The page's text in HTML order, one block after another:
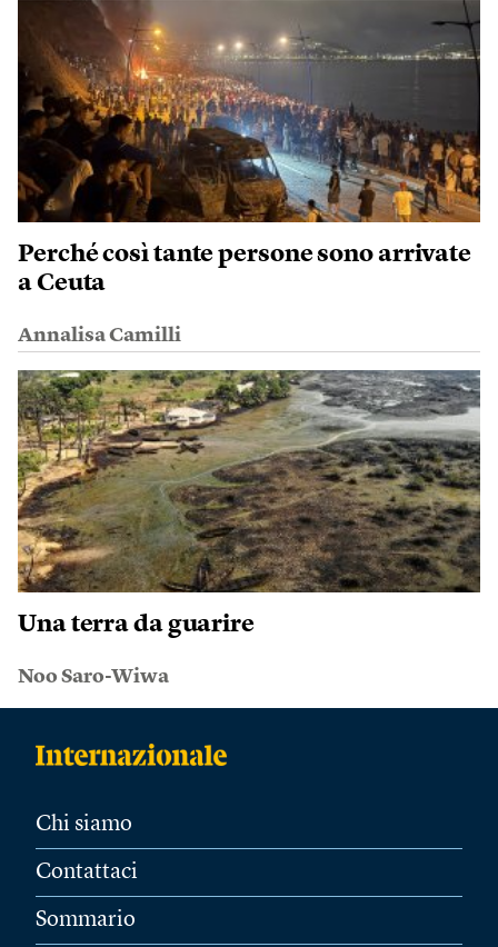
Perché così tante persone sono arrivate
a Ceuta
Annalisa Camilli
Una terra da guarire
Noo Saro-Wiwa
Chi siamo
Contattaci
Sommario